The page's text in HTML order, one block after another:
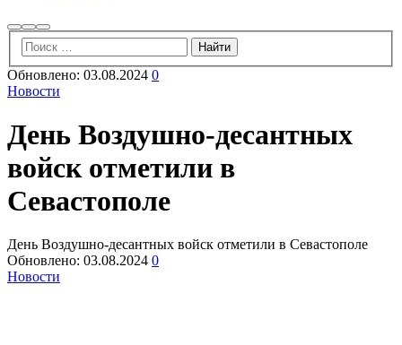
НайтиБольше
информации
Главное
меню
Обновлено: 03.08.2024 0
Новости
День Воздушно-десантных
войск отметили в
Севастополе
День Воздушно-десантных войск отметили в Севастополе
Обновлено: 03.08.2024 0
Новости